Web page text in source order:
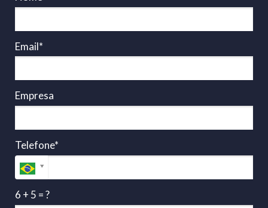
Email*
Empresa
Telefone*
6 + 5 = ?